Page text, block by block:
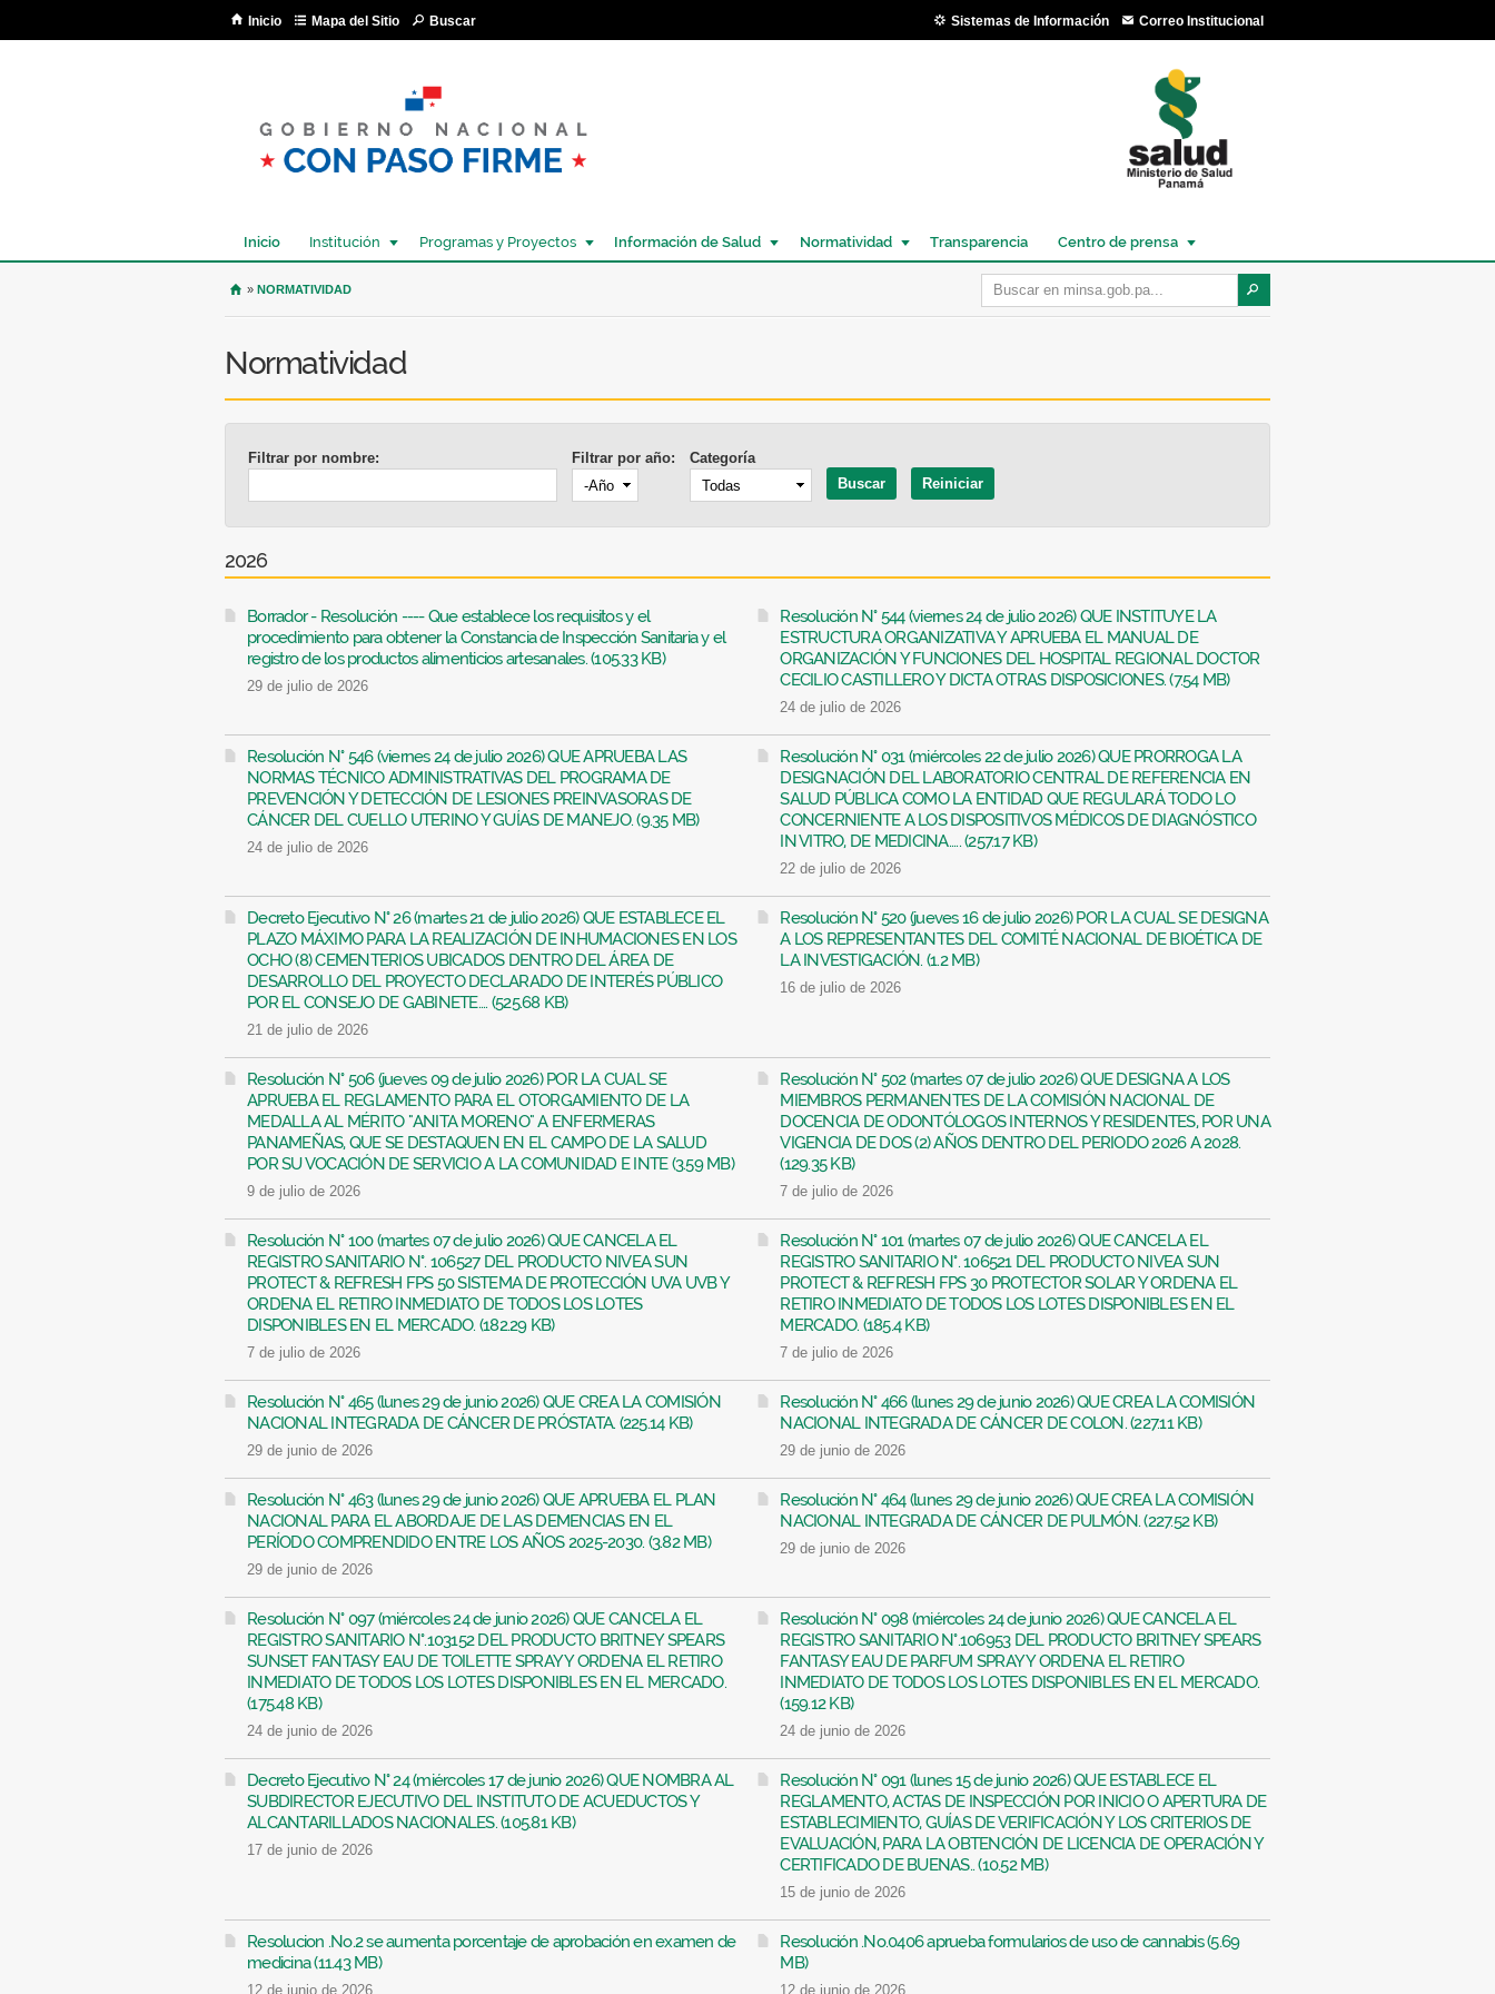
Inicio Mapa del Sitio Buscar Sistemas de Información Correo Institucional
Inicio Institución Programas y Proyectos Información de Salud Normatividad Transparencia Centro de prensa
USTED SE ENCUENTRA AQUÍ
» NORMATIVIDAD
Normatividad
Filtrar por nombre:
Filtrar por año:
Año
Categoría
2026
Borrador - Resolución ---- Que establece los requisitos y el
procedimiento para obtener la Constancia de Inspección Sanitaria y el
registro de los productos alimenticios artesanales. (105.33 KB)
29 de julio de 2026
Resolución N° 544 (viernes 24 de julio 2026) QUE INSTITUYE LA
ESTRUCTURA ORGANIZATIVA Y APRUEBA EL MANUAL DE
ORGANIZACIÓN Y FUNCIONES DEL HOSPITAL REGIONAL DOCTOR
CECILIO CASTILLERO Y DICTA OTRAS DISPOSICIONES. (7.54 MB)
24 de julio de 2026
Resolución N° 546 (viernes 24 de julio 2026) QUE APRUEBA LAS
NORMAS TÉCNICO ADMINISTRATIVAS DEL PROGRAMA DE
PREVENCIÓN Y DETECCIÓN DE LESIONES PREINVASORAS DE
CÁNCER DEL CUELLO UTERINO Y GUÍAS DE MANEJO. (9.35 MB)
24 de julio de 2026
Resolución N° 031 (miércoles 22 de julio 2026) QUE PRORROGA LA
DESIGNACIÓN DEL LABORATORIO CENTRAL DE REFERENCIA EN
SALUD PÚBLICA COMO LA ENTIDAD QUE REGULARÁ TODO LO
CONCERNIENTE A LOS DISPOSITIVOS MÉDICOS DE DIAGNÓSTICO
IN VITRO, DE MEDICINA..... (257.17 KB)
22 de julio de 2026
Decreto Ejecutivo N° 26 (martes 21 de julio 2026) QUE ESTABLECE EL
PLAZO MÁXIMO PARA LA REALIZACIÓN DE INHUMACIONES EN LOS
OCHO (8) CEMENTERIOS UBICADOS DENTRO DEL ÁREA DE
DESARROLLO DEL PROYECTO DECLARADO DE INTERÉS PÚBLICO
POR EL CONSEJO DE GABINETE.... (525.68 KB)
21 de julio de 2026
Resolución N° 520 (jueves 16 de julio 2026) POR LA CUAL SE DESIGNA
A LOS REPRESENTANTES DEL COMITÉ NACIONAL DE BIOÉTICA DE
LA INVESTIGACIÓN. (1.2 MB)
16 de julio de 2026
Resolución N° 506 (jueves 09 de julio 2026) POR LA CUAL SE
APRUEBA EL REGLAMENTO PARA EL OTORGAMIENTO DE LA
MEDALLA AL MÉRITO "ANITA MORENO" A ENFERMERAS
PANAMEÑAS, QUE SE DESTAQUEN EN EL CAMPO DE LA SALUD
POR SU VOCACIÓN DE SERVICIO A LA COMUNIDAD E INTE (3.59 MB)
9 de julio de 2026
Resolución N° 502 (martes 07 de julio 2026) QUE DESIGNA A LOS
MIEMBROS PERMANENTES DE LA COMISIÓN NACIONAL DE
DOCENCIA DE ODONTÓLOGOS INTERNOS Y RESIDENTES, POR UNA
VIGENCIA DE DOS (2) AÑOS DENTRO DEL PERIODO 2026 A 2028.
(129.35 KB)
7 de julio de 2026
Resolución N° 100 (martes 07 de julio 2026) QUE CANCELA EL
REGISTRO SANITARIO N°. 106527 DEL PRODUCTO NIVEA SUN
PROTECT & REFRESH FPS 50 SISTEMA DE PROTECCIÓN UVA UVB Y
ORDENA EL RETIRO INMEDIATO DE TODOS LOS LOTES
DISPONIBLES EN EL MERCADO. (182.29 KB)
7 de julio de 2026
Resolución N° 101 (martes 07 de julio 2026) QUE CANCELA EL
REGISTRO SANITARIO N°. 106521 DEL PRODUCTO NIVEA SUN
PROTECT & REFRESH FPS 30 PROTECTOR SOLAR Y ORDENA EL
RETIRO INMEDIATO DE TODOS LOS LOTES DISPONIBLES EN EL
MERCADO. (185.4 KB)
7 de julio de 2026
Resolución N° 465 (lunes 29 de junio 2026) QUE CREA LA COMISIÓN
NACIONAL INTEGRADA DE CÁNCER DE PRÓSTATA. (225.14 KB)
29 de junio de 2026
Resolución N° 466 (lunes 29 de junio 2026) QUE CREA LA COMISIÓN
NACIONAL INTEGRADA DE CÁNCER DE COLON. (227.11 KB)
29 de junio de 2026
Resolución N° 463 (lunes 29 de junio 2026) QUE APRUEBA EL PLAN
NACIONAL PARA EL ABORDAJE DE LAS DEMENCIAS EN EL
PERÍODO COMPRENDIDO ENTRE LOS AÑOS 2025-2030. (3.82 MB)
29 de junio de 2026
Resolución N° 464 (lunes 29 de junio 2026) QUE CREA LA COMISIÓN
NACIONAL INTEGRADA DE CÁNCER DE PULMÓN. (227.52 KB)
29 de junio de 2026
Resolución N° 097 (miércoles 24 de junio 2026) QUE CANCELA EL
REGISTRO SANITARIO N°.103152 DEL PRODUCTO BRITNEY SPEARS
SUNSET FANTASY EAU DE TOILETTE SPRAY Y ORDENA EL RETIRO
INMEDIATO DE TODOS LOS LOTES DISPONIBLES EN EL MERCADO.
(175.48 KB)
24 de junio de 2026
Resolución N° 098 (miércoles 24 de junio 2026) QUE CANCELA EL
REGISTRO SANITARIO N°.106953 DEL PRODUCTO BRITNEY SPEARS
FANTASY EAU DE PARFUM SPRAY Y ORDENA EL RETIRO
INMEDIATO DE TODOS LOS LOTES DISPONIBLES EN EL MERCADO.
(159.12 KB)
24 de junio de 2026
Decreto Ejecutivo N° 24 (miércoles 17 de junio 2026) QUE NOMBRA AL
SUBDIRECTOR EJECUTIVO DEL INSTITUTO DE ACUEDUCTOS Y
ALCANTARILLADOS NACIONALES. (105.81 KB)
17 de junio de 2026
Resolución N° 091 (lunes 15 de junio 2026) QUE ESTABLECE EL
REGLAMENTO, ACTAS DE INSPECCIÓN POR INICIO O APERTURA DE
ESTABLECIMIENTO, GUÍAS DE VERIFICACIÓN Y LOS CRITERIOS DE
EVALUACIÓN, PARA LA OBTENCIÓN DE LICENCIA DE OPERACIÓN Y
CERTIFICADO DE BUENAS.. (10.52 MB)
15 de junio de 2026
Resolucion .No.2 se aumenta porcentaje de aprobación en examen de
medicina (11.43 MB)
12 de junio de 2026
Resolución .No.0406 aprueba formularios de uso de cannabis (5.69
MB)
12 de junio de 2026